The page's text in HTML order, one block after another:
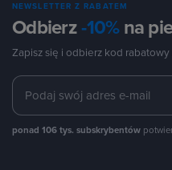
NEWSLETTER Z RABATEM
Odbierz-10%na
Zapisz się i odbierz kod rabatowy
ponad 106 tys. subskrybentów